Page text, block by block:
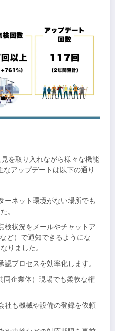
見を取り入れながら様々な機能
アップデートは以下の通り
ーネット環境がない場所でも
。
検状況をメールやチャットア
ど）で通知できるようにな
りました。
認プロセスを効率化します。
同企業体）現場でも柔軟な権
社も機械や設備の登録を依頼